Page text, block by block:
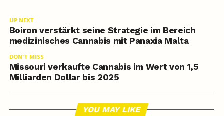
UP NEXT
Boiron verstärkt seine Strategie im Bereich
medizinisches Cannabis mit Panaxia Malta
DON'T MISS
Missouri verkaufte Cannabis im Wert von 1,5
Milliarden Dollar bis 2025
YOU MAY LIKE